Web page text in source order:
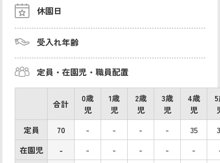
休園日
受入れ年齢
定員・在園児・職員配置
合計
0歳
児
1歳
児
2歳
児
3歳
児
4歳
児
定員
70 - - - - 35
在園児
- - - - - -